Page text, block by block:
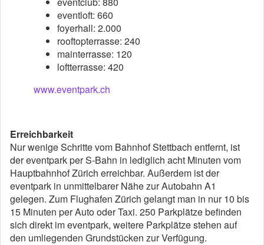
eventloft: 660
foyerhall: 2.000
rooftopterrasse: 240
mainterrasse: 120
loftterrasse: 420
www.eventpark.ch
Erreichbarkeit
Nur wenige Schritte vom Bahnhof Stettbach entfernt, ist
der eventpark per S-Bahn in lediglich acht Minuten vom
Hauptbahnhof Zürich erreichbar. Außerdem ist der
eventpark in unmittelbarer Nähe zur Autobahn A1
gelegen. Zum Flughafen Zürich gelangt man in nur 10 bis
15 Minuten per Auto oder Taxi. 250 Parkplätze befinden
sich direkt im eventpark, weitere Parkplätze stehen auf
den umliegenden Grundstücken zur Verfügung.